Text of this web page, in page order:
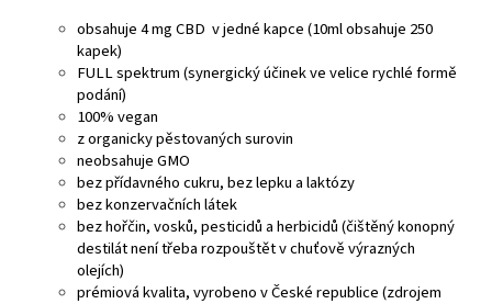
obsahuje 4 mg CBD v jedné kapce (10ml obsahuje 250
kapek)
FULL spektrum (synergický účinek ve velice rychlé formě
podání)
100% vegan
z organicky pěstovaných surovin
neobsahuje GMO
bez přídavného cukru, bez lepku a laktózy
bez konzervačních látek
bez hořčin, vosků, pesticidů a herbicidů (čištěný konopný
destilát není třeba rozpouštět v chuťově výrazných
olejích)
prémiová kvalita, vyrobeno v České republice (zdrojem